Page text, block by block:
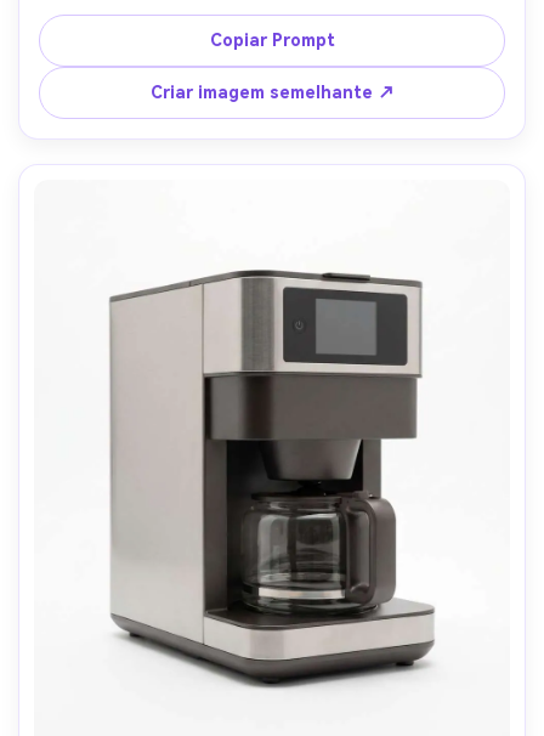
brilhantes controlados com softboxes, adereços mínimos,
tiro de herói de produto de alta qualidade, tirado em
Sony A7R IV, lente de 85 mm, f/8, detalhes ultra-nítidos,
classificação de cores comerciais limpas, fotorealista-AR
4:5
Copiar Prompt
Criar imagem semelhante ↗